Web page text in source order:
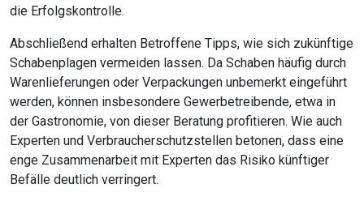
die Erfolgskontrolle.
Abschließend erhalten Betroffene Tipps, wie sich zukünftige
Schabenplagen vermeiden lassen. Da Schaben häufig durch
Warenlieferungen oder Verpackungen unbemerkt eingeführt
werden, können insbesondere Gewerbetreibende, etwa in
der Gastronomie, von dieser Beratung profitieren. Wie auch
Experten und Verbraucherschutzstellen betonen, dass eine
enge Zusammenarbeit mit Experten das Risiko künftiger
Befälle deutlich verringert.